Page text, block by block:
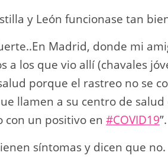
y León funcionase tan
Madrid, donde mi
a los que vio allí (chavales
porque el rastreo no se
llamen a su centro de
con un positivo en #COVID19”.
síntomas y dicen que no.